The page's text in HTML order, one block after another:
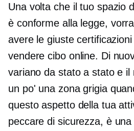
Una volta che il tuo spazio
è conforme alla legge,
avere le giuste
vendere cibo online. Di
variano da stato a stato e il
un po' una zona grigia
questo aspetto della tua
peccare di sicurezza, è